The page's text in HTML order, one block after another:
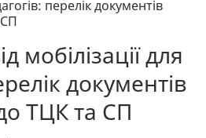
перелік документів
мобілізації для
документів
ТЦК та СП